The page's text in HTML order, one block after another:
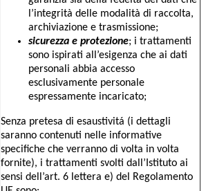
l’integrità delle modalità di raccolta,
archiviazione e trasmissione;
sicurezza e protezione; i trattamenti
sono ispirati all’esigenza che ai dati
personali abbia accesso
esclusivamente personale
espressamente incaricato;
Senza pretesa di esaustivitá (i dettagli
saranno contenuti nelle informative
specifiche che verranno di volta in volta
fornite), i trattamenti svolti dall’Istituto ai
sensi dell’art. 6 lettera e) del Regolamento